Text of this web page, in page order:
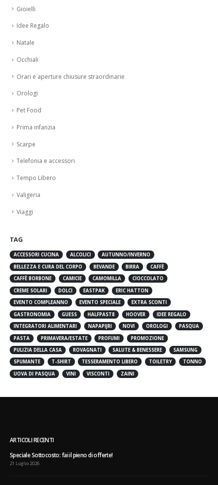
Gioielli
Idee Regalo
Natale
Occhiali
Orari e aperture chiusure straordinarie
Orologi
Pet Food
Prima infanzia
Scarpe
Telefonia e accessori
Tempo Libero
Valigeria
Viaggi
TAG
ACCESSORI CUCINA ALCOLICI
AUTUNNO/INVERNO
BELLEZZA E CURA DEL CORPO
BEVANDE BIRRA
CAFFÈ
CAFFÈ BORBONE
CAMICIE CAMOMILLA
CIOCCOLATO
CREME SOLARI
DOLCI EASTPAK
ERIC HATTON
EVENTO COMPLEANNO
EVENTO SPECIALE
EXTRA SCONTI
GASTRONOMIA
GUESS HALFPAST8 HOOVER
IDEE REGALO
INTEGRATORI ALIMENTARI
NAPAPIJRI NOVI OROLOGI
PASQUA
PASTA
PRIMAVERA/ESTATE PROFUMI
PROMOZIONE
PULIZIA DELLA CASA
ROVAGNATI SALUTE & BENESSERE
SAMSUNG
SPUMANTE
T-SHIRT TESSERAMENTO LIBERO TOILETRY
TONNO
UOVA DI PASQUA
VINI VISCONTI ZAINI
ARTICOLI RECENTI
Speciale Sottocosto: fai il pieno di offerte!
21 Luglio 2026